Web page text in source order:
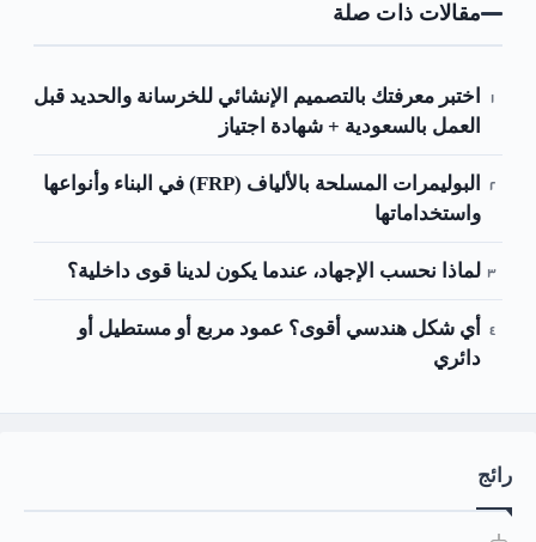
مقالات ذات صلة
اختبر معرفتك بالتصميم الإنشائي للخرسانة والحديد قبل
العمل بالسعودية + شهادة اجتياز
البوليمرات المسلحة بالألياف (FRP) في البناء وأنواعها
واستخداماتها
لماذا نحسب الإجهاد، عندما يكون لدينا قوى داخلية؟
أي شكل هندسي أقوى؟ عمود مربع أو مستطيل أو
دائري
رائج